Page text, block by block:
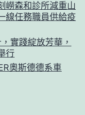
嶗森和診所減重山
線任務職員供給疫
實踐綻放芳華，
行
奧斯德德系車